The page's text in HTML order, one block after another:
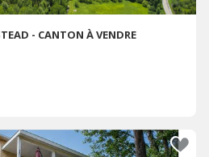
- CANTON À VENDRE